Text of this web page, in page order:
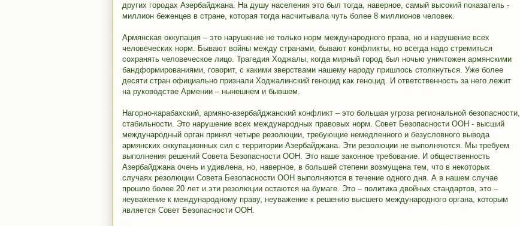
других городах Азербайджана. На душу населения это был тогда, наверное, самый высокий показатель -
миллион беженцев в стране, которая тогда насчитывала чуть более 8 миллионов человек.
Армянская оккупация – это нарушение не только норм международного права, но и нарушение всех
человеческих норм. Бывают войны между странами, бывают конфликты, но всегда надо стремиться
сохранять человеческое лицо. Трагедия Ходжалы, когда мирный город был ночью уничтожен армянскими
бандформированиями, говорит, с какими зверствами нашему народу пришлось столкнуться. Уже более
десяти стран официально признали Ходжалинский геноцид как геноцид. И ответственность за него лежит
на руководстве Армении – нынешнем и бывшем.
Нагорно-карабахский, армяно-азербайджанский конфликт – это большая угроза региональной безопасности,
стабильности. Это нарушение всех международных правовых норм. Совет Безопасности ООН - высший
международный орган принял четыре резолюции, требующие немедленного и безусловного вывода
армянских оккупационных сил с территории Азербайджана. Эти резолюции не выполняются. Мы требуем
выполнения решений Совета Безопасности ООН. Это наше законное требование. И общественность
Азербайджана очень и удивлена, но, наверное, в большей степени возмущена тем, что в некоторых
случаях резолюции Совета Безопасности ООН выполняются в течение одного дня. А в нашем случае
прошло более 20 лет и эти резолюции остаются на бумаге. Это – политика двойных стандартов, это –
неуважение к международному праву, неуважение к решению высшего международного органа, которым
является Совет Безопасности ООН.